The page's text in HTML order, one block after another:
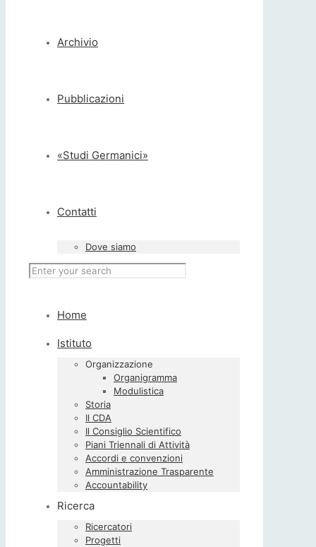
Archivio
Pubblicazioni
«Studi Germanici»
Contatti
Dove siamo
Home
Istituto
Organizzazione
Organigramma
Modulistica
Storia
Il CDA
Il Consiglio Scientifico
Piani Triennali di Attività
Accordi e convenzioni
Amministrazione Trasparente
Accountability
Ricerca
Ricercatori
Progetti